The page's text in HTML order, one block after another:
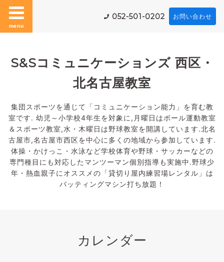
menu
052-501-0202 お問い合わせ
S&Sコミュニケーションズ 西区・
北名古屋教室
集団スポーツを通じて「コミュニケーション能力」を育む教
室です. 幼児～小学校4年生を対象に,月曜日はボール運動教室
＆スポーツ教室,水・木曜日は野球教室を開講しています.北名
古屋市,名古屋市西区を中心に多くの地域から参加しています.
体操・かけっこ・水泳など学校体育や野球・サッカーなどの
専門種目にも対応したマンツーマン個別指導も実施中.野球少
年・熱血親子にオススメの「貸切り屋内練習場レンタル」は
バッティングマシン打ち放題！
カレンダー